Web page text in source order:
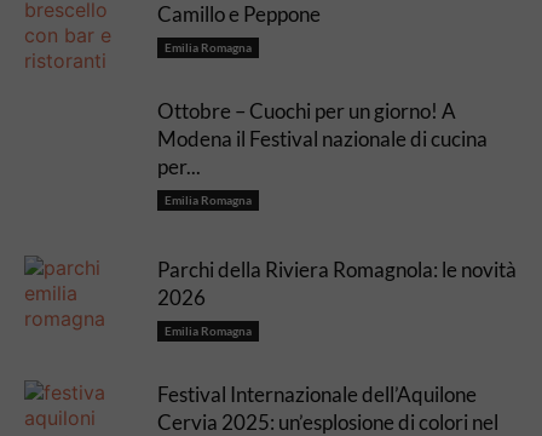
Camillo e Peppone
Emilia Romagna
Ottobre – Cuochi per un giorno! A
Modena il Festival nazionale di cucina
per...
Emilia Romagna
Parchi della Riviera Romagnola: le novità
2026
Emilia Romagna
Festival Internazionale dell’Aquilone
Cervia 2025: un’esplosione di colori nel